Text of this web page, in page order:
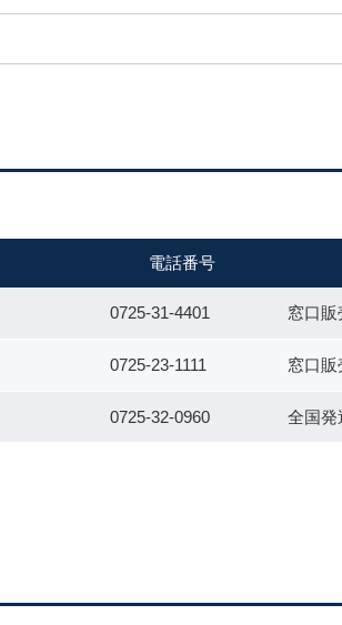
電話番号
0725-31-4401 窓口販
0725-23-1111 窓口販
0725-32-0960 全国発